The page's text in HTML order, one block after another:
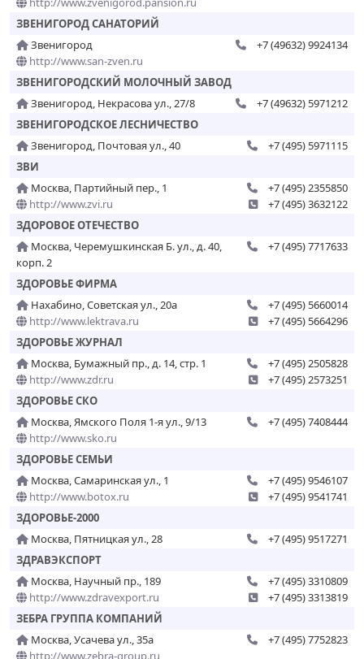
ЗВЕНИГОРОД САНАТОРИЙ
Звенигород
http://www.san-zven.ru
+7 (49632) 9924134
ЗВЕНИГОРОДСКИЙ МОЛОЧНЫЙ ЗАВОД
Звенигород, Некрасова ул., 27/8
+7 (49632) 5971212
ЗВЕНИГОРОДСКОЕ ЛЕСНИЧЕСТВО
Звенигород, Почтовая ул., 40
+7 (495) 5971115
ЗВИ
Москва, Партийный пер., 1
http://www.zvi.ru
+7 (495) 2355850
+7 (495) 3632122
ЗДОРОВОЕ ОТЕЧЕСТВО
Москва, Черемушкинская Б. ул., д. 40,
корп. 2
+7 (495) 7717633
ЗДОРОВЬЕ ФИРМА
Нахабино, Советская ул., 20а
http://www.lektrava.ru
+7 (495) 5660014
+7 (495) 5664296
ЗДОРОВЬЕ ЖУРНАЛ
Москва, Бумажный пр., д. 14, стр. 1
http://www.zdr.ru
+7 (495) 2505828
+7 (495) 2573251
ЗДОРОВЬЕ СКО
Москва, Ямского Поля 1-я ул., 9/13
http://www.sko.ru
+7 (495) 7408444
ЗДОРОВЬЕ СЕМЬИ
Москва, Самаринская ул., 1
http://www.botox.ru
+7 (495) 9546107
+7 (495) 9541741
ЗДОРОВЬЕ-2000
Москва, Пятницкая ул., 28
+7 (495) 9517271
ЗДРАВЭКСПОРТ
Москва, Научный пр., 189
http://www.zdravexport.ru
+7 (495) 3310809
+7 (495) 3313819
ЗЕБРА ГРУППА КОМПАНИЙ
Москва, Усачева ул., 35а
http://www.zebra-group.ru
+7 (495) 7752823